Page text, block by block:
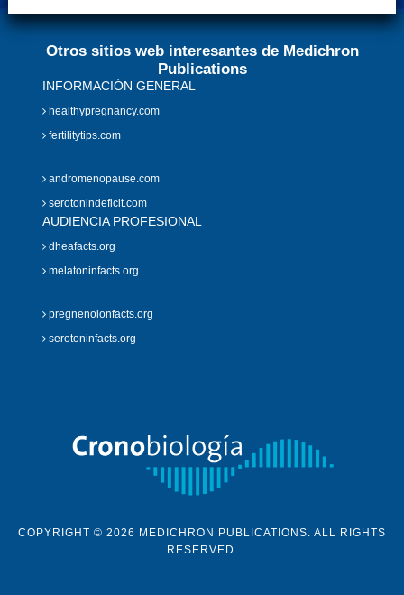
Otros sitios web interesantes de Medichron
Publications
INFORMACIÓN GENERAL
healthypregnancy.com
fertilitytips.com
andromenopause.com
serotonindeficit.com
AUDIENCIA PROFESIONAL
dheafacts.org
melatoninfacts.org
pregnenolonfacts.org
serotoninfacts.org
COPYRIGHT © 2026 MEDICHRON PUBLICATIONS. ALL RIGHTS
RESERVED.